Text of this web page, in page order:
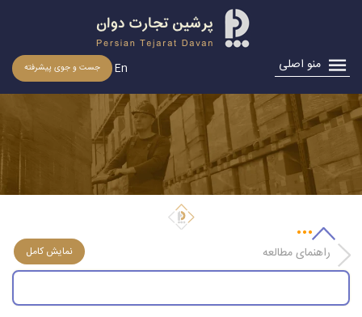
منو اصلی جست و جوی پیشرفته En
تمدید مشوق‌های گمركی برزیل برای صنعت نفت
راهنمای مطالعه